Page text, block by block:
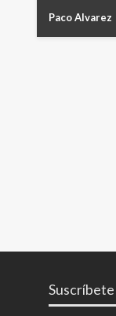
Paco Alvarez